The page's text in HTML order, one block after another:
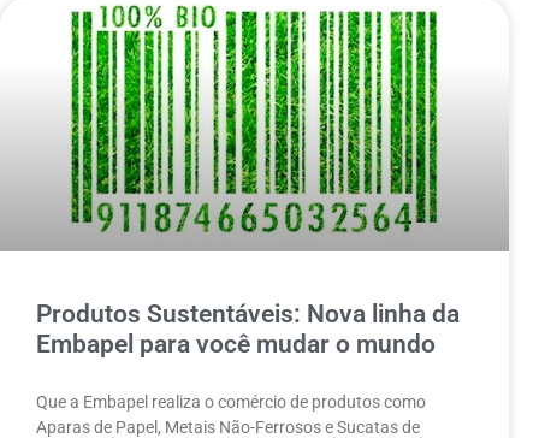
Produtos Sustentáveis: Nova linha da
Embapel para você mudar o mundo
Que a Embapel realiza o comércio de produtos como
Aparas de Papel, Metais Não-Ferrosos e Sucatas de